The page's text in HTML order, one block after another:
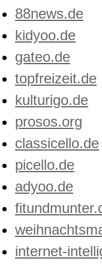
88news.de
kidyoo.de
gateo.de
topfreizeit.de
kulturigo.de
prosos.org
classicello.de
picello.de
adyoo.de
internet-